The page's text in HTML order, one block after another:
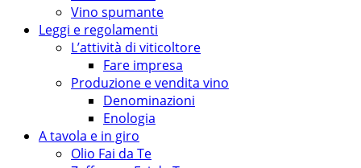
Vino spumante
Leggi e regolamenti
L’attività di viticoltore
Fare impresa
Produzione e vendita vino
Denominazioni
Enologia
A tavola e in giro
Olio Fai da Te